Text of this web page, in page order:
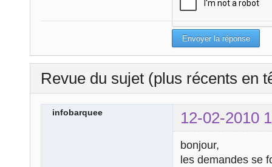
Revue du sujet (plus récents en
infobarquee 12-02-2010
bonjour,
les demandes se